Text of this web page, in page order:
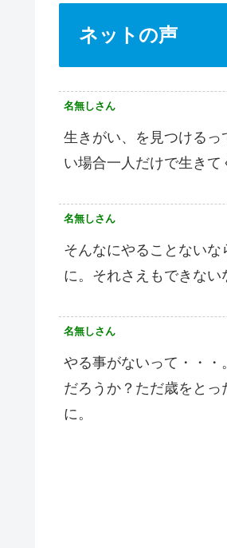
ネットの声
名無しさん
生きがい、を見つける
い場合一人だけで生きて
名無しさん
そんなにやることない
に。それさえもできない
名無しさん
やる事がないって・・
だろうか？ただ歳をと
に。